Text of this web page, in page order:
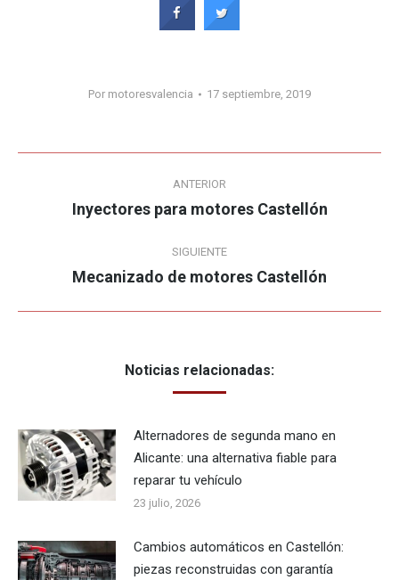
Por motoresvalencia 17 septiembre, 2019
ANTERIOR
Publicación
Inyectores para motores Castellón
SIGUIENTE
Publicación
Mecanizado de motores Castellón
Noticias relacionadas:
Alternadores de segunda mano en
Alicante: una alternativa fiable para
reparar tu vehículo
23 julio, 2026
Cambios automáticos en Castellón:
piezas reconstruidas con garantía